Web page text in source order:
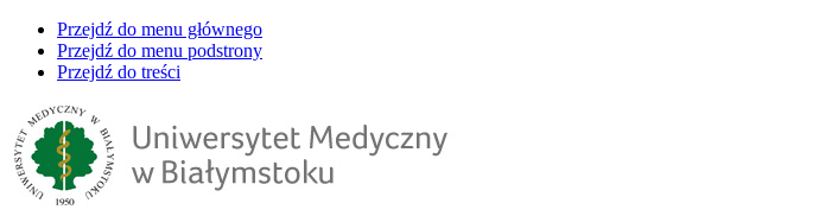
Przejdź do menu głównego
Przejdź do menu podstrony
Przejdź do treści